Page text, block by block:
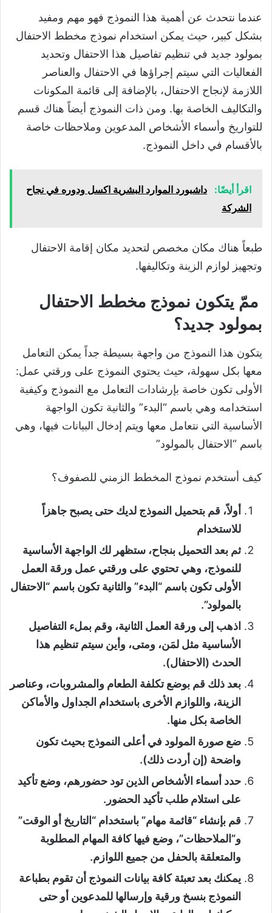
عندما نتحدث عن أهمية هذا النموذج فهو مهم ومفيد
بشكل كبير، حيث يمكن استخدام نموذج مخطط الاحتفال
بمولود جديد في تنظيم تفاصيل هذا الاحتفال وتحديد
الفعاليات التي سيتم إجراؤها في الاحتفال والعناصر
اللازمة لإنجاح الاحتفال، بالإضافة إلى قائمة المكونات
والتكاليف الخاصة بها. ومن ذات النموذج أيضاً هناك قسم
للتواريخ وأسماء الأشخاص المدعوين وملاحظات خاصة
بالأقسام في داخل النموذج.
اقرأ أيضًا:
داشبورد الموارد البشرية اكسل ودوره في نجاح
الشركة
طبعاً هناك مكان مخصص لتحديد مكان إقامة الاحتفال
وتجهيز لوازم الزينة وتكاليفها.
ممّ يتكون نموذج مخطط الاحتفال
بمولود جديد؟
يتكون هذا النموذج من واجهة بسيطة جداً يمكن التعامل
معها بكل سهولة، حيث يحتوي النموذج على ورقتي عمل:
الأولى تكون خاصة بإرشادات التعامل مع النموذج وكيفية
استخدامه وهي باسم “البدء” والثانية تكون الواجهة
الأساسية التي نتعامل معها ويتم إدخال البيانات فيها، وهي
باسم “الاحتفال بالمولود”
كيف أستخدم نموذج المخطط الزمني للصفوف؟
أولاً، قم بتحميل النموذج لديك حتى يصبح جاهزاً
للاستخدام
ثم بعد التحميل بنجاح، ستظهر لك الواجهة الأساسية
للنموذج، وهي تحتوي على ورقتي عمل ورقة العمل
الأولى تكون باسم “البدء” والثانية تكون باسم “الاحتفال
بالمولود”.
اذهب إلى ورقة العمل الثانية، وقم بملء التفاصيل
الأساسية مثل لمَن، ومتى، وأين سيتم تنظيم هذا
الحدث (الاحتفال).
بعد ذلك قم بوضع تكلفة الطعام والمشروبات، وعناصر
الزينة، واللوازم الأخرى باستخدام الجداول والأماكن
الخاصة بكل منها.
ضع صورة المولود في أعلى النموذج بحيث تكون
واضحة (إن أردت ذلك).
حدد أسماء الأشخاص الذين تود حضورهم، وضع تأكيد
على استلام طلب تأكيد الحضور.
قم بإنشاء “قائمة مهام” باستخدام “التاريخ أو الوقت”
و”الملاحظات”، وضع فيها كافة المهام المطلوبة
والمتعلقة بالحفل من جميع اللوازم.
يمكنك بعد تعبئة كافة بيانات النموذج أن تقوم بطباعة
النموذج بنسخ ورقية وإرسالها للمدعوين أو حتى